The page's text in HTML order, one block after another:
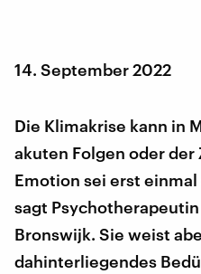
14. September 2022
Die Klimakrise kann in
akuten Folgen oder der
Emotion sei erst
sagt
Bronswijk. Sie weist
dahinterliegendes